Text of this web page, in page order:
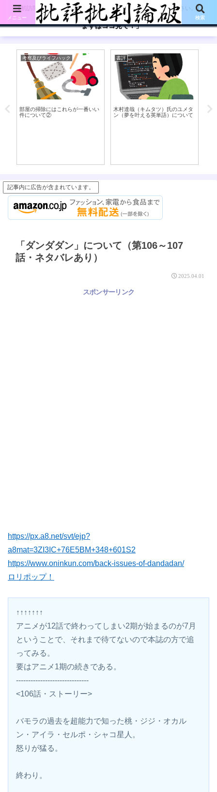
【初訪問の方は、下記の「まずはココ見て!」ボタンをご覧ください。】
「まずはココ見て！」
考察及びライフハック
部屋の掃除にはこれらが一番いい
件について②
書評
木村達哉（キムタツ）氏のユメタ
ン（夢を叶える英単語）について
目
記事内に広告が含まれています。
「ダンダダン」について（第106～107
話・ネタバレあり）
2025.04.01
スポンサーリンク
https://px.a8.net/svt/ejp?
a8mat=3ZI3IC+76E5BM+348+601S2
https://www.oninkun.com/back-issues-of-dandadan/
ロリポップ！
↑↑↑↑↑↑↑
アニメが12話で終わってしまい2期が始まるのが7月
ということで、それまで待てないので本誌の方で追
ってみる。
要はアニメ1期の続きである。
------------------------------
<106話・ストーリー>
バモラの過去を超能力で知った桃・ジジ・オカル
ン・アイラ・セルポ・シャコ星人。
怒りが猛る。
終わり。
メニュー 検索